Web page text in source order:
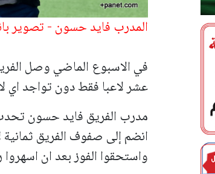
المدرب فايد حسون - تصوير
في الاسبوع الماضي وصل
عشر لاعبا فقط دون تواجد اي
مدرب الفريق فايد حسون
انضم إلى صفوف الفريق ثمانية
واستحقوا الفوز بعد ان